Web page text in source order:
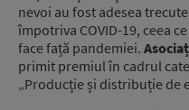
nevoi au fost adesea
împotriva COVID-19, ceea
face față pandemiei.
primit premiul în cadrul
„Producție și distribuție de